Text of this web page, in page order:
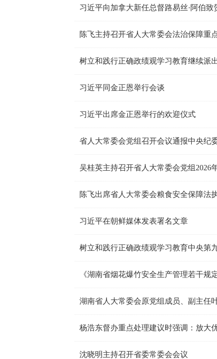
习近平向加拿大新任总督路易丝·阿伯致
陈飞主持召开省人大常委会法治保障重
树立和践行正确政绩观学习教育继续派
习近平同金正恩举行会谈
习近平出席金正恩举行的欢迎仪式
省人大常委会党组召开会议通报中央纪
吴桂英主持召开省人大常委会党组2026
陈飞出席省人大常委会粮食安全保障法
习近平在朝鲜媒体发表署名文章
树立和践行正确政绩观学习教育中央第
湖南省人大常委会原党组成员、副主任
杨浩东督办重点处理建议时强调：放大
沈晓明主持召开省委常委会会议